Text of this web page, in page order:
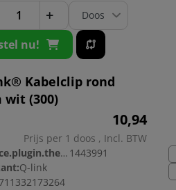
+
nu!
Kabelclip rond
wit (300)
10,94
Prijs per 1 doos , Incl. BTW
dimerce.plugin.theme.productnr: 1443991
Q-link